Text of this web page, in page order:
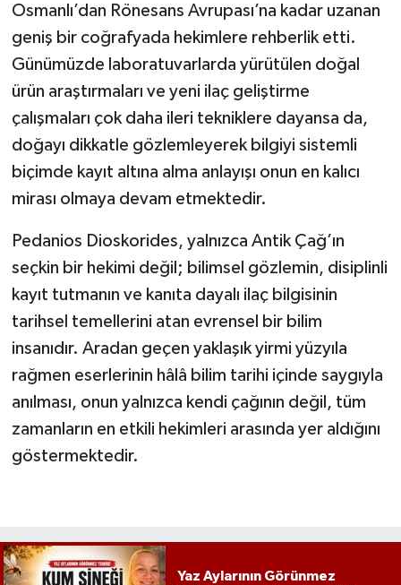
Osmanlı’dan Rönesans Avrupası’na kadar uzanan
geniş bir coğrafyada hekimlere rehberlik etti.
Günümüzde laboratuvarlarda yürütülen doğal
ürün araştırmaları ve yeni ilaç geliştirme
çalışmaları çok daha ileri tekniklere dayansa da,
doğayı dikkatle gözlemleyerek bilgiyi sistemli
biçimde kayıt altına alma anlayışı onun en kalıcı
mirası olmaya devam etmektedir.
Pedanios Dioskorides, yalnızca Antik Çağ’ın
seçkin bir hekimi değil; bilimsel gözlemin, disiplinli
kayıt tutmanın ve kanıta dayalı ilaç bilgisinin
tarihsel temellerini atan evrensel bir bilim
insanıdır. Aradan geçen yaklaşık yirmi yüzyıla
rağmen eserlerinin hâlâ bilim tarihi içinde saygıyla
anılması, onun yalnızca kendi çağının değil, tüm
zamanların en etkili hekimleri arasında yer aldığını
göstermektedir.
Yaz Aylarının Görünmez